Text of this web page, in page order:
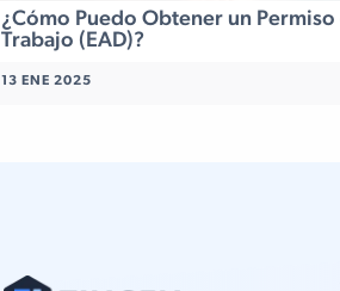
¿Cómo Puedo Obtener un Permiso
Trabajo (EAD)?
13 ENE 2025